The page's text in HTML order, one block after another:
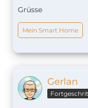
Grüsse
Mein Smart Home
Gerlan